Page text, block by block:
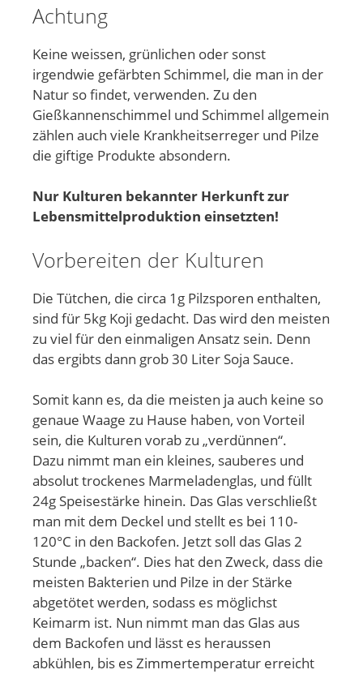
Achtung
Keine weissen, grünlichen oder sonst
irgendwie gefärbten Schimmel, die man in der
Natur so findet, verwenden. Zu den
Gießkannenschimmel und Schimmel allgemein
zählen auch viele Krankheitserreger und Pilze
die giftige Produkte absondern.
Nur Kulturen bekannter Herkunft zur
Lebensmittelproduktion einsetzten!
Vorbereiten der Kulturen
Die Tütchen, die circa 1g Pilzsporen enthalten,
sind für 5kg Koji gedacht. Das wird den meisten
zu viel für den einmaligen Ansatz sein. Denn
das ergibts dann grob 30 Liter Soja Sauce.
Somit kann es, da die meisten ja auch keine so
genaue Waage zu Hause haben, von Vorteil
sein, die Kulturen vorab zu „verdünnen“.
Dazu nimmt man ein kleines, sauberes und
absolut trockenes Marmeladenglas, und füllt
24g Speisestärke hinein. Das Glas verschließt
man mit dem Deckel und stellt es bei 110-
120°C in den Backofen. Jetzt soll das Glas 2
Stunde „backen“. Dies hat den Zweck, dass die
meisten Bakterien und Pilze in der Stärke
abgetötet werden, sodass es möglichst
Keimarm ist. Nun nimmt man das Glas aus
dem Backofen und lässt es heraussen
abkühlen, bis es Zimmertemperatur erreicht